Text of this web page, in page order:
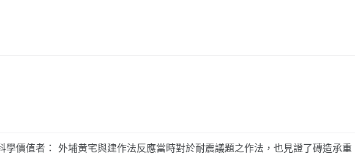
學價值者： 外埔黄宅與建作法反應當時對於耐震議題之作法，也見證了磚造承重